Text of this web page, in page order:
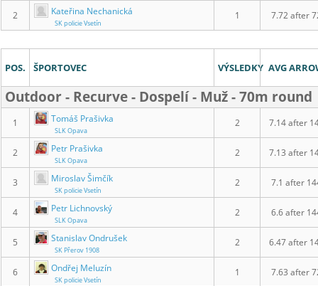
2 Kateřina Nechanická
SK policie Vsetín
1 7.72 after
POS. ŠPORTOVEC VÝSLEDKY AVG
Outdoor - Recurve - Dospelí - Muž - 70m round
1 Tomáš Prašivka
SLK Opava
2 7.14 after
2 Petr Prašivka
SLK Opava
2 7.13 after
3 Miroslav Šimčík
SK policie Vsetín
2 7.1 after
4 Petr Lichnovský
SLK Opava
2 6.6 after
5 Stanislav Ondrušek
SK Přerov 1908
2 6.47 after
6 Ondřej Meluzín
SK policie Vsetín
1 7.63 after